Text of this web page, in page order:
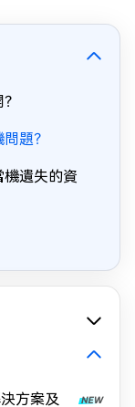
題？
遺失的資
方案及